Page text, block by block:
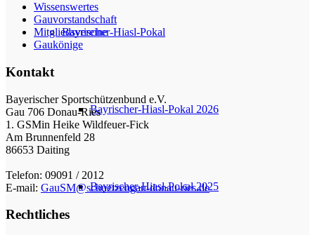
Bayrischer-Hiasl-Pokal
Bayrischer-Hiasl-Pokal 2026
Bayrischer-Hiasl-Pokal 2025
Wissenswertes
Gauvorstandschaft
Mitgliedsvereine
Gaukönige
Kontakt
Bayerischer Sportschützenbund e.V.
Gau 706 Donau-Ries
1. GSMin Heike Wildfeuer-Fick
Am Brunnenfeld 28
86653 Daiting
Telefon: 09091 / 2012
E-mail: GauSM@schuetzengau-donau-ries.de
Rechtliches